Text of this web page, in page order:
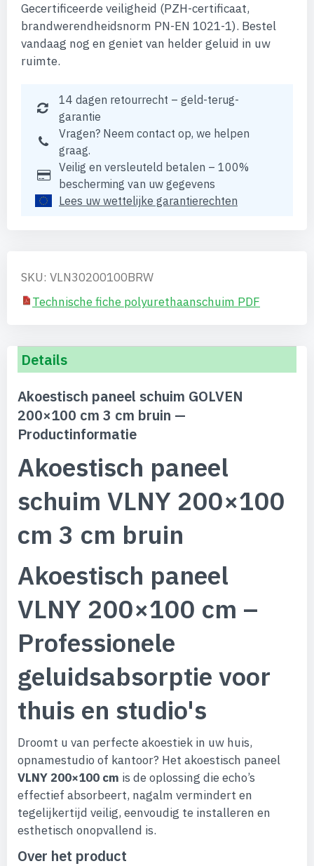
Gecertificeerde veiligheid (PZH-certificaat,
brandwerendheidsnorm PN-EN 1021-1). Bestel
vandaag nog en geniet van helder geluid in uw
ruimte.
14 dagen retourrecht – geld-terug-
garantie
Vragen? Neem contact op, we helpen
graag.
Veilig en versleuteld betalen – 100%
bescherming van uw gegevens
Lees uw wettelijke garantierechten
SKU: VLN30200100BRW
Technische fiche polyurethaanschuim PDF
Details
Akoestisch paneel schuim GOLVEN
200×100 cm 3 cm bruin —
Productinformatie
Akoestisch paneel
schuim VLNY 200×100
cm 3 cm bruin
Akoestisch paneel
VLNY 200×100 cm –
Professionele
geluidsabsorptie voor
thuis en studio's
Droomt u van perfecte akoestiek in uw huis,
opnamestudio of kantoor? Het akoestisch paneel
VLNY 200×100 cm is de oplossing die echo’s
effectief absorbeert, nagalm vermindert en
tegelijkertijd veilig, eenvoudig te installeren en
esthetisch onopvallend is.
Over het product